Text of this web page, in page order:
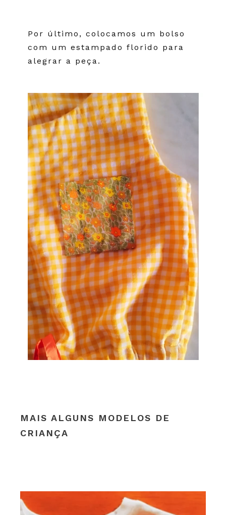
Por último, colocamos um bolso
com um estampado florido para
alegrar a peça.
MAIS ALGUNS MODELOS DE
CRIANÇA